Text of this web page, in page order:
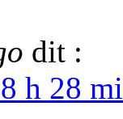
dit :
h 28